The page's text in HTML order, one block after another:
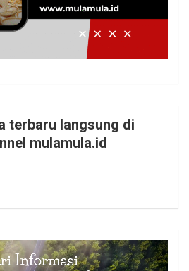
terbaru langsung di
mulamula.id